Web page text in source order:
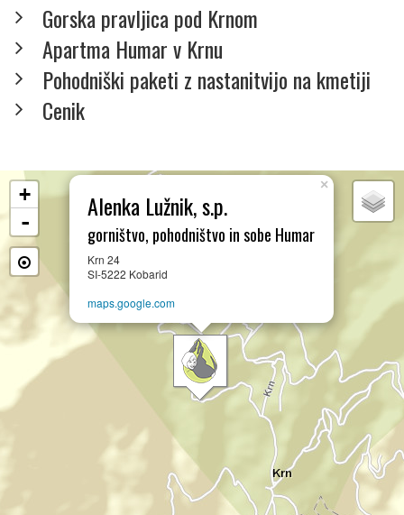
Gorska pravljica pod Krnom
Apartma Humar v Krnu
Pohodniški paketi z nastanitvijo na kmetiji
Cenik
×
Alenka Lužnik, s.p.
gorništvo, pohodništvo in sobe Humar
Krn 24
SI-5222 Kobarid
maps.google.com
+
-